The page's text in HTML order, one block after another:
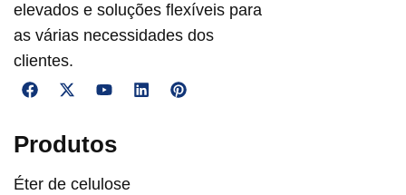
elevados e soluções flexíveis para
as várias necessidades dos
clientes.
Produtos
Éter de celulose